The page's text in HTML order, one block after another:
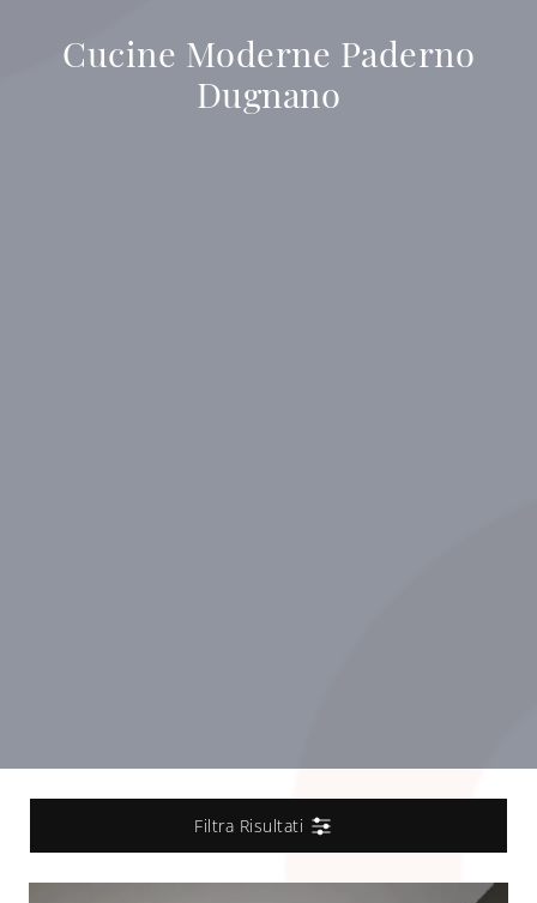
Cucine Moderne Paderno
Dugnano
Filtra Risultati